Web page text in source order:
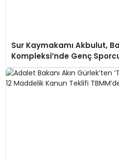
Sur Kaymakamı Akbulut,
Kompleksi’nde Genç